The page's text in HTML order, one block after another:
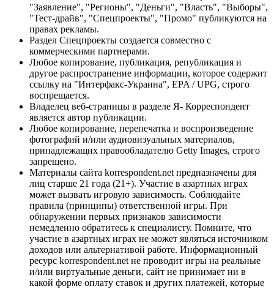
"Заявление", "Регионы", "Деньги", "Власть", "Выборы",
"Тест-драйв", "Спецпроекты", "Промо" публикуются на
правах рекламы.
Раздел Спецпроекты создается совместно с
коммерческими партнерами.
Любое копирование, публикация, републикация и
другое распространение информации, которое содержит
ссылку на "Интерфакс-Украина", EPA / UPG, строго
воспрещается.
Владелец веб-страницы в разделе Я- Корреспондент
является автор публикации.
Любое копирование, перепечатка и воспроизведение
фотографий и/или аудиовизуальных материалов,
принадлежащих правообладателю Getty Images, строго
запрещено.
Материалы сайта korrespondent.net предназначены для
лиц старше 21 года (21+). Участие в азартных играх
может вызвать игровую зависимость. Соблюдайте
правила (принципы) ответственной игры. При
обнаружении первых признаков зависимости
немедленно обратитесь к специалисту. Помните, что
участие в азартных играх не может являться источником
доходов или альтернативой работе. Информационный
ресурс korrespondent.net не проводит игры на реальные
и/или виртуальные деньги, сайт не принимает ни в
какой форме оплату ставок и других платежей, которые